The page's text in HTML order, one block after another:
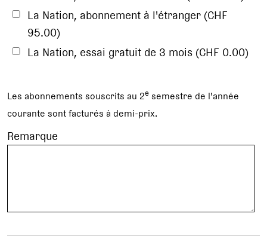
La Nation, abonnement à l'étranger (CHF
95.00)
La Nation, essai gratuit de 3 mois (CHF 0.00)
Les abonnements souscrits au 2e semestre de l'année
courante sont facturés à demi-prix.
Remarque